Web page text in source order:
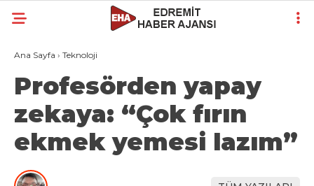
Ana Sayfa › Teknoloji
Profesörden yapay
zekaya: “Çok fırın
ekmek yemesi lazım”